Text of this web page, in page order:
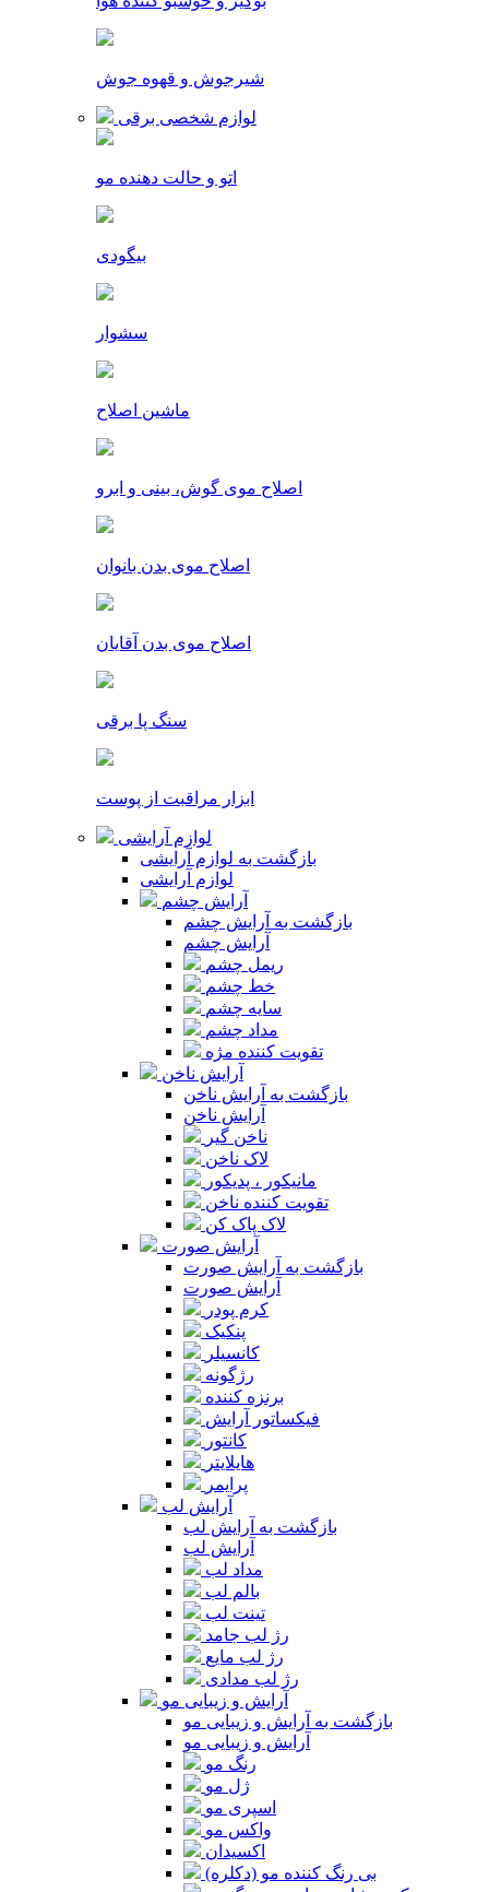
شیرجوش و قهوه جوش
لوازم شخصی برقی
اتو و حالت دهنده مو
بیگودی
سشوار
ماشین اصلاح
اصلاح موی گوش، بینی و ابرو
اصلاح موی بدن بانوان
اصلاح موی بدن آقایان
سنگ پا برقی
ابزار مراقبت از پوست
لوازم آرایشی
بازگشت به لوازم آرایشی
لوازم آرایشی
آرایش چشم
بازگشت به آرایش چشم
آرایش چشم
ریمل چشم
خط چشم
سایه چشم
مداد چشم
تقویت کننده مژه
آرایش ناخن
بازگشت به آرایش ناخن
آرایش ناخن
ناخن گیر
لاک ناخن
مانیکور ، پدیکور
تقویت کننده ناخن
لاک پاک کن
آرایش صورت
بازگشت به آرایش صورت
آرایش صورت
کرم پودر
پنکیک
کانسیلر
رژگونه
برنزه کننده
فیکساتور آرایش
کانتور
هایلایتر
پرایمر
آرایش لب
بازگشت به آرایش لب
آرایش لب
مداد لب
بالم لب
تینت لب
رژ لب جامد
رژ لب مایع
رژ لب مدادی
آرایش و زیبایی مو
بازگشت به آرایش و زیبایی مو
آرایش و زیبایی مو
رنگ مو
ژل مو
اسپری مو
واکس مو
اکسیدان
بی رنگ کننده مو (دکلره)